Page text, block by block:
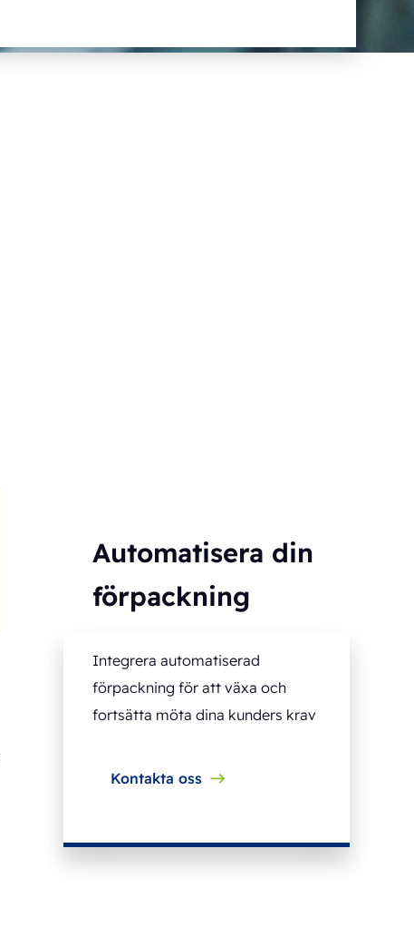
Automatisera din
förpackning
Integrera automatiserad
förpackning för att växa och
fortsätta möta dina kunders krav
Kontakta oss